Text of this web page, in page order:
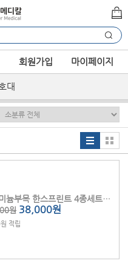
회원가입 마이페이지
대
알루미늄부목 한스프린트 4종세트 (HAN-Splint)
원 38,000원
적립